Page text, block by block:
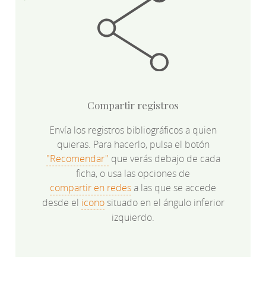
Compartir registros
Envía los registros bibliográficos a quien
quieras. Para hacerlo, pulsa el botón
"Recomendar" que verás debajo de cada
ficha, o usa las opciones de
compartir en redesa las que se accede
desde el iconosituado en el ángulo inferior
izquierdo.